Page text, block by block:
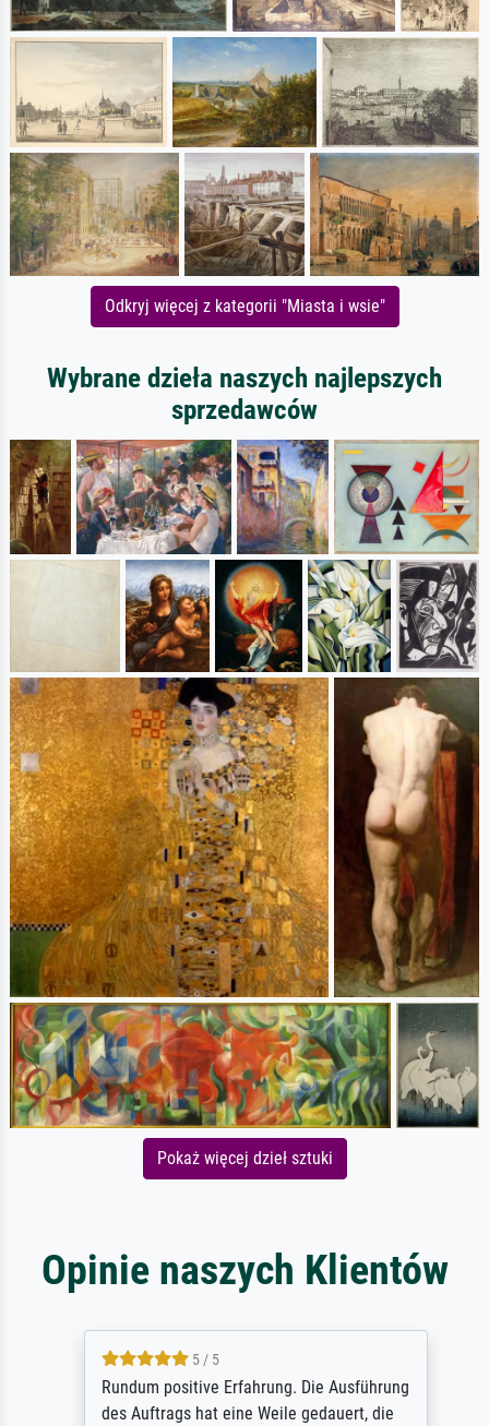
Odkryj więcej z kategorii "Miasta i wsie"
Wybrane dzieła naszych najlepszych
sprzedawców
Pokaż więcej dzieł sztuki
Opinie naszych Klientów
5 / 5
Rundum positive Erfahrung. Die Ausführung
des Auftrags hat eine Weile gedauert, die